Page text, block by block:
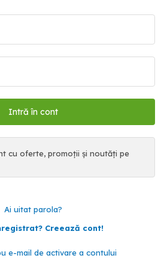
cu oferte, promoții și noutăți pe
Ai uitat parola?
Creează cont!
e-mail de activare a contului